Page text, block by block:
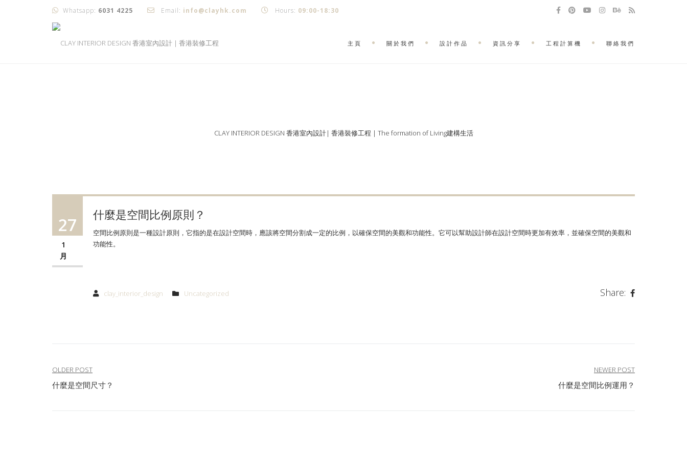
Whatsapp: 6031 4225 Email: info@clayhk.com Hours: 09:00-18:30
主頁 關於我們 設計作品 資訊分享 工程計算機 聯絡我們
CLAY INTERIOR DESIGN 香港室內設計| 香港裝修工程 | The formation of Living建構生活
27
1
月
什麼是空間比例原則？
空間比例原則是一種設計原則，它指的是在設計空間時，應該將空間分割成一定的比例，以確保空間的美觀和功能性。它可以幫助設計師在設計空間時更加有效率，並確保空間的美觀和
功能性。
clay_interior_design Uncategorized Share:
文
章
OLDER POST
什麼是空間尺寸？
NEWER POST
什麼是空間比例運用？